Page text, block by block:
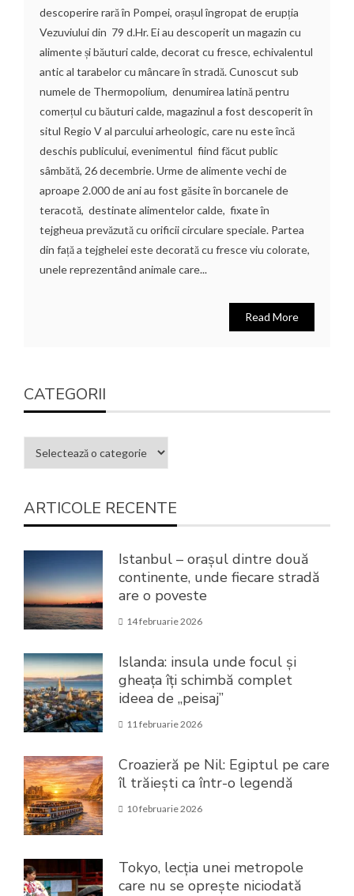
descoperire rară în Pompei, orașul îngropat de erupția
Vezuviului din 79 d.Hr. Ei au descoperit un magazin cu
alimente și băuturi calde, decorat cu fresce, echivalentul
antic al tarabelor cu mâncare în stradă. Cunoscut sub
numele de Thermopolium, denumirea latină pentru
comerțul cu băuturi calde, magazinul a fost descoperit în
situl Regio V al parcului arheologic, care nu este încă
deschis publicului, evenimentul fiind făcut public
sâmbătă, 26 decembrie. Urme de alimente vechi de
aproape 2.000 de ani au fost găsite în borcanele de
teracotă, destinate alimentelor calde, fixate în
tejgheua prevăzută cu orificii circulare speciale. Partea
din față a tejghelei este decorată cu fresce viu colorate,
unele reprezentând animale care...
Read More
CATEGORII
ARTICOLE RECENTE
Istanbul – orașul dintre două
continente, unde fiecare stradă
are o poveste
14 februarie 2026
Islanda: insula unde focul și
gheața îți schimbă complet
ideea de „peisaj”
11 februarie 2026
Croazieră pe Nil: Egiptul pe care
îl trăiești ca într-o legendă
10 februarie 2026
Tokyo, lecția unei metropole
care nu se oprește niciodată